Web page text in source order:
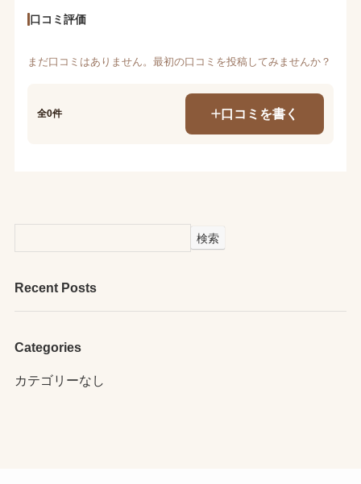
口コミ評価
まだ口コミはありません。最初の口コミを投稿してみませんか？
全0件 口コミを書く
検索
Recent Posts
Categories
カテゴリーなし